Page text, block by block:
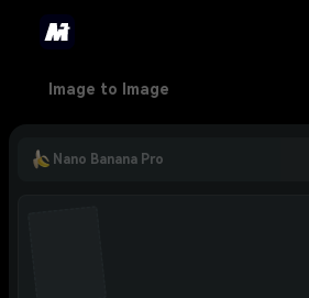
Image to Image
Nano Banana Pro